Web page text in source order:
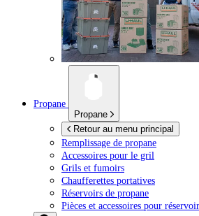
Propane
Propane
Retour au menu principal
Remplissage de propane
Accessoires pour le gril
Grils et fumoirs
Chaufferettes portatives
Réservoirs de propane
Pièces et accessoires pour réservoir